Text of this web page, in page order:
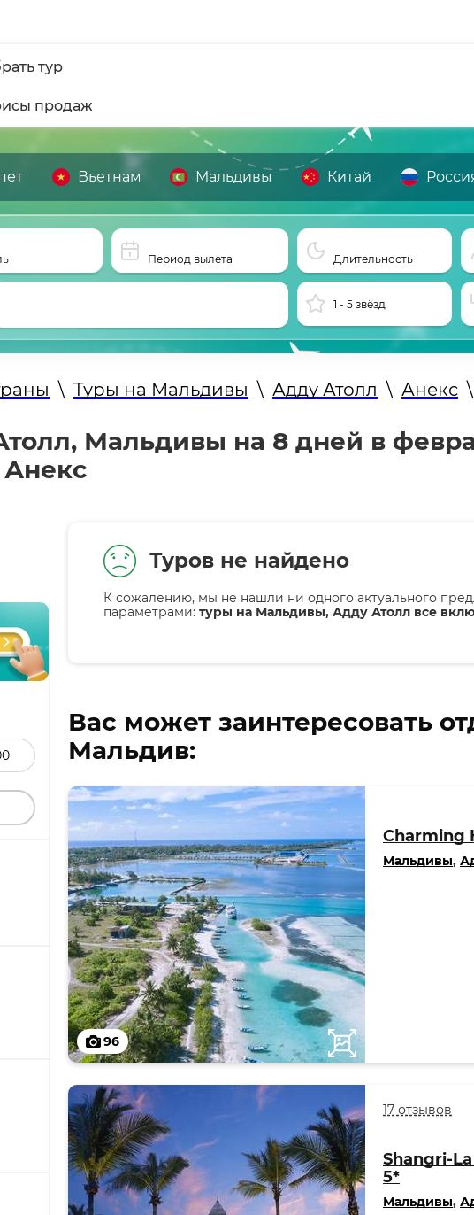
тур
продаж
Вьетнам Мальдивы Китай
Период вылета Длительность
1 - 5 звёзд
\ Туры на Мальдивы \ Адду Атолл \ Анекс \
Мальдивы на 8 дней в
Туров не найдено
К сожалению, мы не нашли ни одного актуального
параметрами: туры на Мальдивы, Адду Атолл все
Вас может заинтересовать
Мальдив:
96
Charming
Мальдивы,
17 отзывов
Shangri-
5*
Мальдивы,